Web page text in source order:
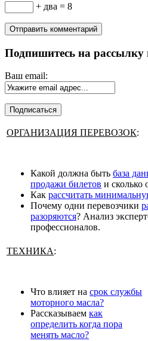
+ два = 8
Подпишитесь на рассылку
Ваш email:
ОРГАНИЗАЦИЯ ПЕРЕВОЗОК:
Какой должна быть база
продажи билетов и сколько
Как рассчитать
Почему одни перевозчики
разоряются? Анализ
профессионалов.
ТЕХНИКА:
Что влияет на срок службы
моторного масла?
Рассказываем как
определить когда пора
менять масло?